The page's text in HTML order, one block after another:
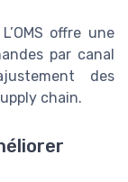
offre une
par canal
des
chain.